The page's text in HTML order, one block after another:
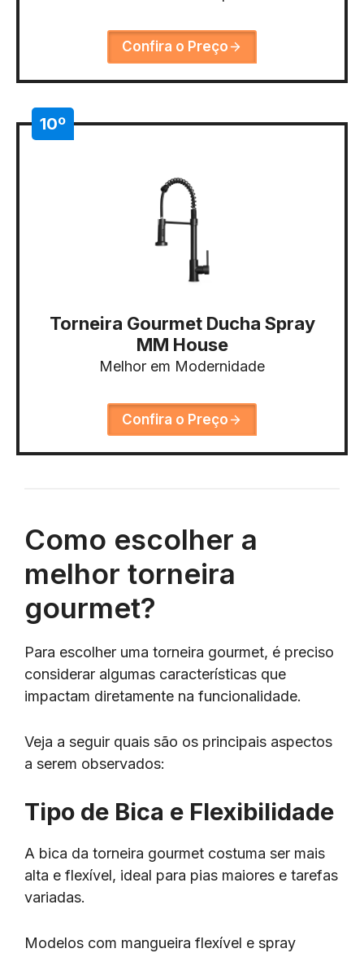
Confira o Preço
10º
Torneira Gourmet Ducha Spray
MM House
Melhor em Modernidade
Confira o Preço
Como escolher a
melhor torneira
gourmet?
Para escolher uma torneira gourmet, é preciso
considerar algumas características que
impactam diretamente na funcionalidade.
Veja a seguir quais são os principais aspectos
a serem observados:
Tipo de Bica e Flexibilidade
A bica da torneira gourmet costuma ser mais
alta e flexível, ideal para pias maiores e tarefas
variadas.
Modelos com mangueira flexível e spray